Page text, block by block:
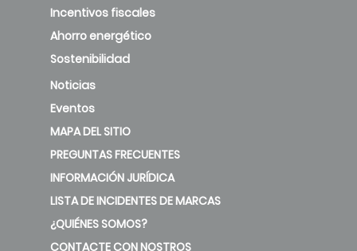
Incentivos fiscales
Ahorro energético
Sostenibilidad
Noticias
Eventos
MAPA DEL SITIO
PREGUNTAS FRECUENTES
INFORMACIÓN JURÍDICA
LISTA DE INCIDENTES DE MARCAS
¿QUIÉNES SOMOS?
CONTACTE CON NOSTROS